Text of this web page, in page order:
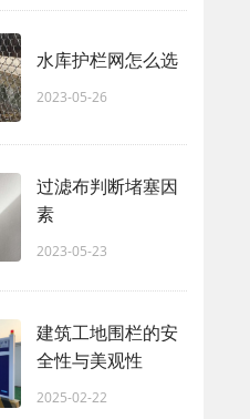
水库护栏网怎么选
2023-05-26
过滤布判断堵塞因
素
2023-05-23
建筑工地围栏的安
全性与美观性
2025-02-22